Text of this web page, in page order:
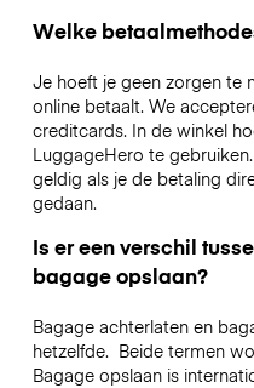
Welke
Je hoeft je geen zorgen te
online betaalt. We
creditcards. In de winkel
LuggageHero te
geldig als je de betaling
gedaan.
Is er een verschil
bagage opslaan?
Bagage achterlaten en
hetzelfde. Beide termen
Bagage opslaan is